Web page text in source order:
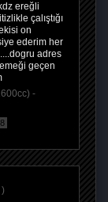
ereğli
çalıştığı
on
ederim her
adres
geçen
-